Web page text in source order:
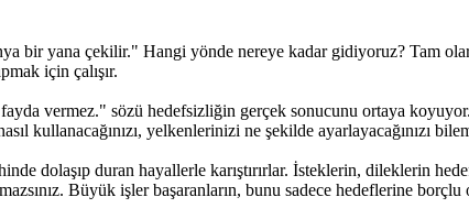
bir yana çekilir." Hangi yönde nereye kadar gidiyoruz? Tam
için çalışır.
vermez." sözü hedefsizliğin gerçek sonucunu ortaya
kullanacağınızı, yelkenlerinizi ne şekilde ayarlayacağınızı
dolaşıp duran hayallerle karıştırırlar. İsteklerin, dileklerin
Büyük işler başaranların, bunu sadece hedeflerine